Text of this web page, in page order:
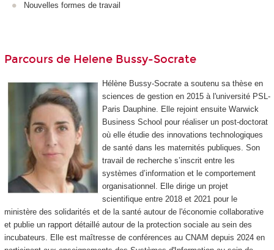
Nouvelles formes de travail
Parcours de Helene Bussy-Socrate
Hélène Bussy-Socrate a soutenu sa thèse en
sciences de gestion en 2015 à l'université PSL-
Paris Dauphine. Elle rejoint ensuite Warwick
Business School pour réaliser un post-doctorat
où elle étudie des innovations technologiques
de santé dans les maternités publiques. Son
travail de recherche s’inscrit entre les
systèmes d’information et le comportement
organisationnel. Elle dirige un projet
scientifique entre 2018 et 2021 pour le
ministère des solidarités et de la santé autour de l'économie collaborative
et publie un rapport détaillé autour de la protection sociale au sein des
incubateurs. Elle est maîtresse de conférences au CNAM depuis 2024 en